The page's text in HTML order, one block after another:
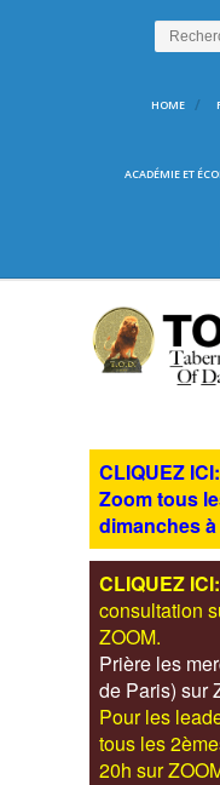
HOME
ACADÉMIE ET
CLIQUEZ
Zoom tous
dimanches
CLIQUEZ ICI:
consultation
ZOOM.
Prière les
de Paris) sur
Pour les
tous les
20h sur